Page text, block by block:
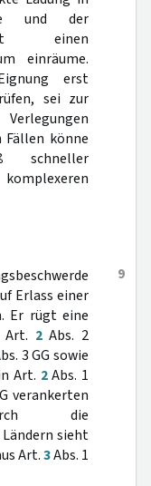
und der
einen
einräume.
erst
sei zur
Fällen könne
schneller
9
Erlass einer
Er rügt eine
Art. 2Abs. 2
3 GG sowie
Art. 2Abs. 1
verankerten
die
sieht
Art.3Abs. 1